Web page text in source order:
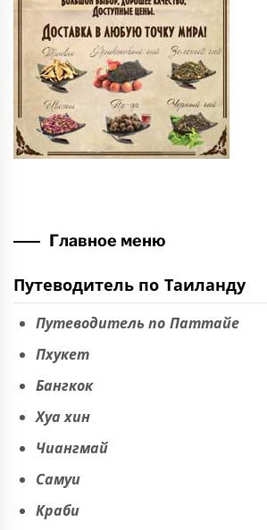
Главное меню
Путеводитель по Таиланду
Путеводитель по Паттайе
Пхукет
Бангкок
Хуа хин
Чиангмай
Самуи
Краби